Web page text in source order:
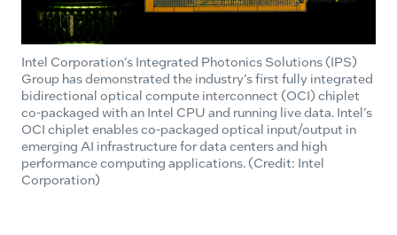
Intel Corporation’s Integrated Photonics Solutions (IPS)
Group has demonstrated the industry’s first fully integrated
bidirectional optical compute interconnect (OCI) chiplet
co-packaged with an Intel CPU and running live data. Intel’s
OCI chiplet enables co-packaged optical input/output in
emerging AI infrastructure for data centers and high
performance computing applications. (Credit: Intel
Corporation)